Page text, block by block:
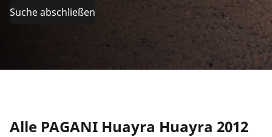
Suche abschließen
Alle PAGANI Huayra Huayra 2012